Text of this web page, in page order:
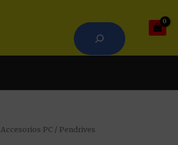
Accesorios PC / Pendrives